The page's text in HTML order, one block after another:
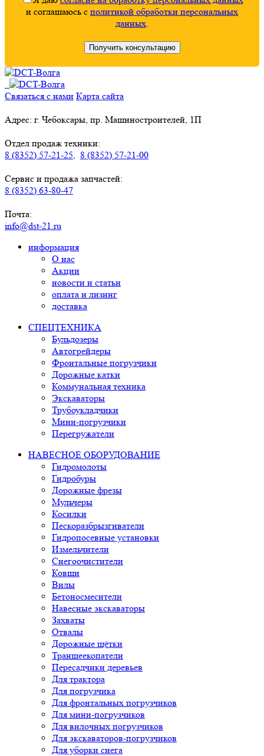
и соглашаюсь с политикой обработки персональных
данных.
Связаться с нами Карта сайта
Адрес: г. Чебоксары, пр. Машиностроителей, 1П
Отдел продаж техники:
8 (8352) 57-21-25
8 (8352) 57-21-00
Сервис и продажа запчастей:
8 (8352) 63-80-47
Почта:
info@dst-21.ru
информация
О нас
Акции
новости и статьи
оплата и лизинг
доставка
СПЕЦТЕХНИКА
Бульдозеры
Автогрейдеры
Фронтальные погрузчики
Дорожные катки
Коммунальная техника
Экскаваторы
Трубоукладчики
Мини-погрузчики
Перегружатели
НАВЕСНОЕ ОБОРУДОВАНИЕ
Гидромолоты
Гидробуры
Дорожные фрезы
Мульчеры
Косилки
Пескоразбрызгиватели
Гидропосевные установки
Измельчители
Снегоочистители
Ковши
Вилы
Бетоносмесители
Навесные экскаваторы
Захваты
Отвалы
Дорожные щётки
Траншеекопатели
Пересадчики деревьев
Для трактора
Для погрузчика
Для фронтальных погрузчиков
Для мини-погрузчиков
Для вилочных погрузчиков
Для экскаваторов-погрузчиков
Для уборки снега